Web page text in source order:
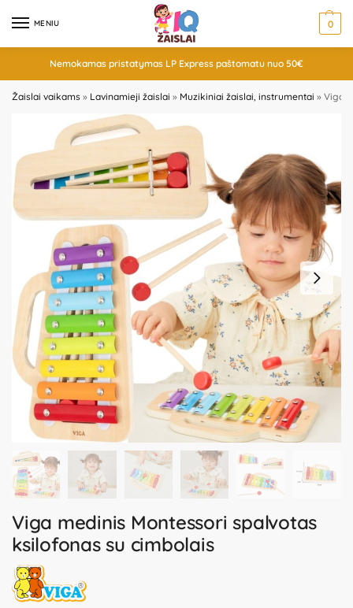
MENIU 0
Nemokamas pristatymas LP Express paštomatu nuo 50€
Žaislai vaikams » Lavinamieji žaislai » Muzikiniai žaislai, instrumentai » Viga
Viga medinis Montessori spalvotas
ksilofonas su cimbolais